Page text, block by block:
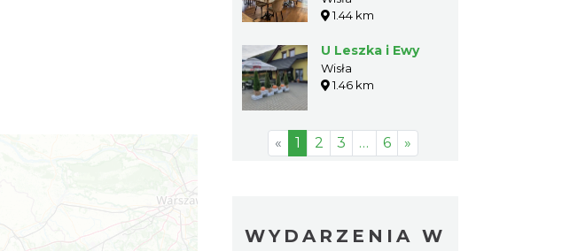
1.44 km
U Leszka i Ewy
Wisła
1.46 km
« 1 2 3 … 6 »
WYDARZENIA W